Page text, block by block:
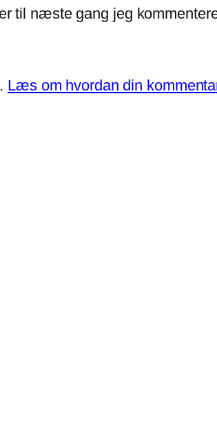
til næste gang jeg
Læs om hvordan din